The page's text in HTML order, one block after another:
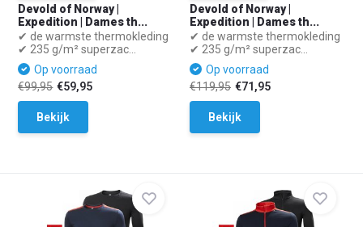
Devold of Norway |
Expedition | Dames th...
✔ de warmste thermokleding
✔ 235 g/m² superzac...
Op voorraad
€99,95 €59,95
Bekijk
Devold of Norway |
Expedition | Dames th...
✔ de warmste thermokleding
✔ 235 g/m² superzac...
Op voorraad
€119,95 €71,95
Bekijk